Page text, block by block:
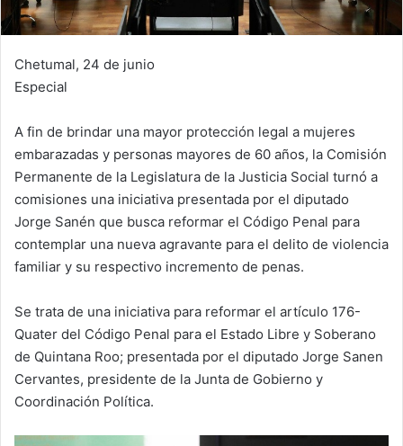
Chetumal, 24 de junio
Especial
A fin de brindar una mayor protección legal a mujeres
embarazadas y personas mayores de 60 años, la Comisión
Permanente de la Legislatura de la Justicia Social turnó a
comisiones una iniciativa presentada por el diputado
Jorge Sanén que busca reformar el Código Penal para
contemplar una nueva agravante para el delito de violencia
familiar y su respectivo incremento de penas.
Se trata de una iniciativa para reformar el artículo 176-
Quater del Código Penal para el Estado Libre y Soberano
de Quintana Roo; presentada por el diputado Jorge Sanen
Cervantes, presidente de la Junta de Gobierno y
Coordinación Política.